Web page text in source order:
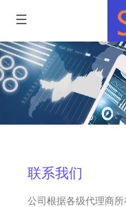
联系我们
公司根据各级代理商